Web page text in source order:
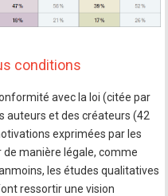
conditions
avec la loi (citée par
auteurs et des créateurs (42
exprimées par les
manière légale, comme
les études qualitatives
ressortir une vision